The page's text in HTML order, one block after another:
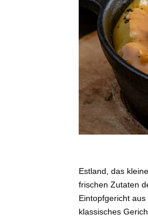
Estland, das
frischen Zutaten
Eintopfgericht
klassisches